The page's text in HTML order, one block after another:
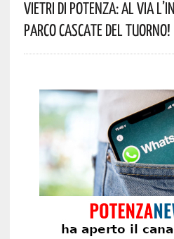
Vietri Di Potenza: Al Via
Parco Cascate Del